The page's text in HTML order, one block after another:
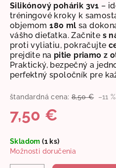
Silikónový pohárik 3v1 –
tréningové kroky k
objemom180 ml sa
vášho dieťatka. Začnite s
proti vyliatiu, pokračujte
prejdite na pitie priamo z
Praktický, bezpečný a
perfektný spoločník pre
štandardná cena: 8,50 € –11 %
7,50 €
cena:
Skladom(1 ks)
Možnosti doručenia